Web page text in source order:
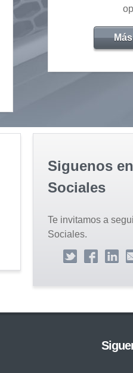
Siguenos
Sociales
Te invitamos a
Sociales.